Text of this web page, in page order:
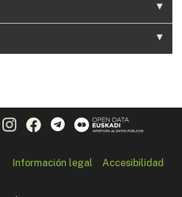
Información legal Accesibilidad